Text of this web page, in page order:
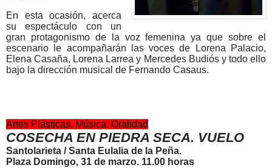
En esta ocasión, acerca
su espectáculo con un
gran protagonismo de la voz femenina ya que sobre el
escenario le acompañarán las voces de Lorena Palacio,
Elena Casaña, Lorena Larrea y Mercedes Budiós y todo ello
bajo la dirección musical de Fernando Casaus.
Artes Plásticas. Música. Oralidad
COSECHA EN PIEDRA SECA. VUELO
Santolarieta / Santa Eulalia de la Peña.
Plaza Domingo, 31 de marzo. 11.00 horas